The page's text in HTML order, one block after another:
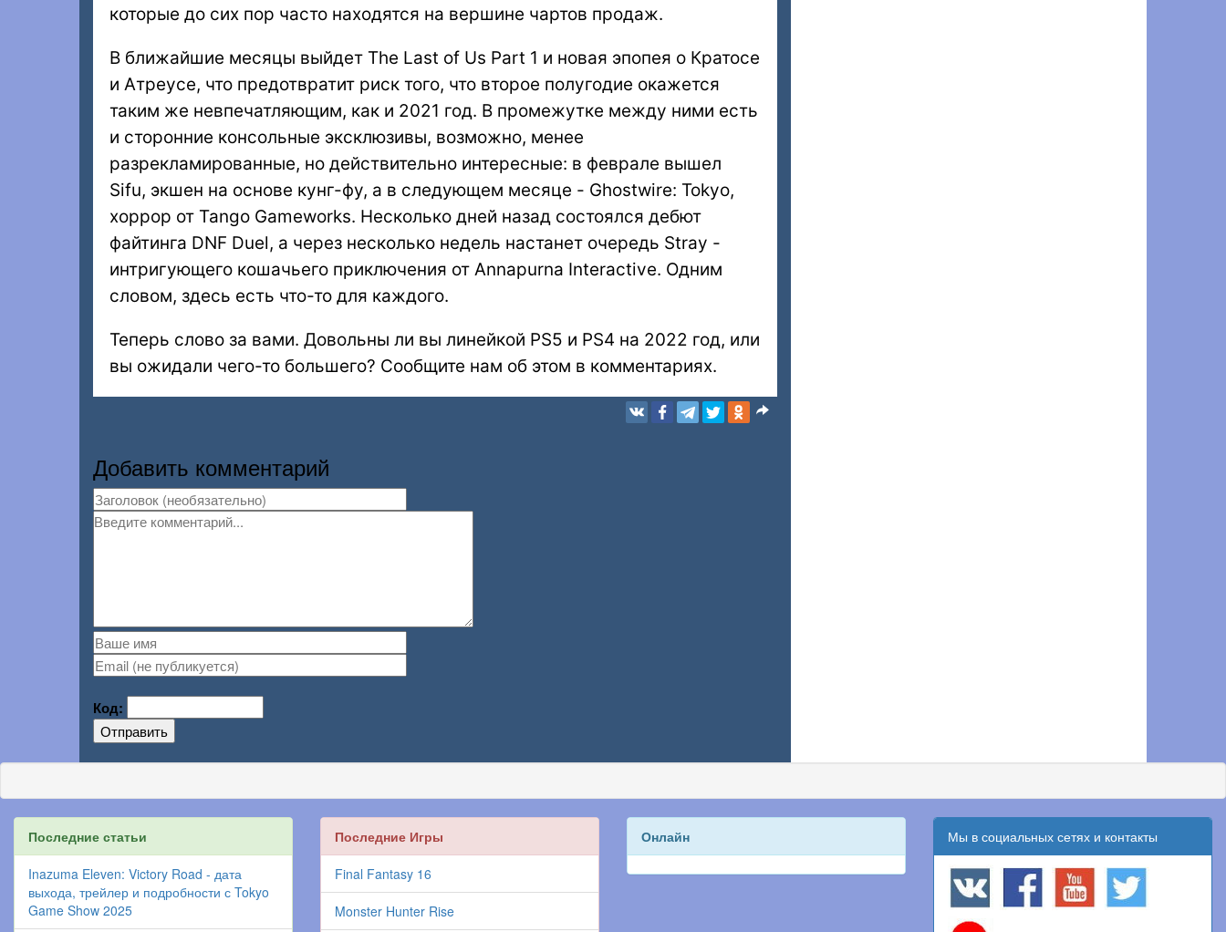
которые до сих пор часто находятся на вершине чартов продаж.
В ближайшие месяцы выйдет The Last of Us Part 1 и новая эпопея о Кратосе
и Атреусе, что предотвратит риск того, что второе полугодие окажется
таким же невпечатляющим, как и 2021 год. В промежутке между ними есть
и сторонние консольные эксклюзивы, возможно, менее
разрекламированные, но действительно интересные: в феврале вышел
Sifu, экшен на основе кунг-фу, а в следующем месяце - Ghostwire: Tokyo,
хоррор от Tango Gameworks. Несколько дней назад состоялся дебют
файтинга DNF Duel, а через несколько недель настанет очередь Stray -
интригующего кошачьего приключения от Annapurna Interactive. Одним
словом, здесь есть что-то для каждого.
Теперь слово за вами. Довольны ли вы линейкой PS5 и PS4 на 2022 год, или
вы ожидали чего-то большего? Сообщите нам об этом в комментариях.
Добавить комментарий
Код:
Отправить
Последние статьи
Inazuma Eleven: Victory Road - дата
выхода, трейлер и подробности с Tokyo
Game Show 2025
Последние Игры
Final Fantasy 16
Monster Hunter Rise
Онлайн Мы в социальных сетях и контакты